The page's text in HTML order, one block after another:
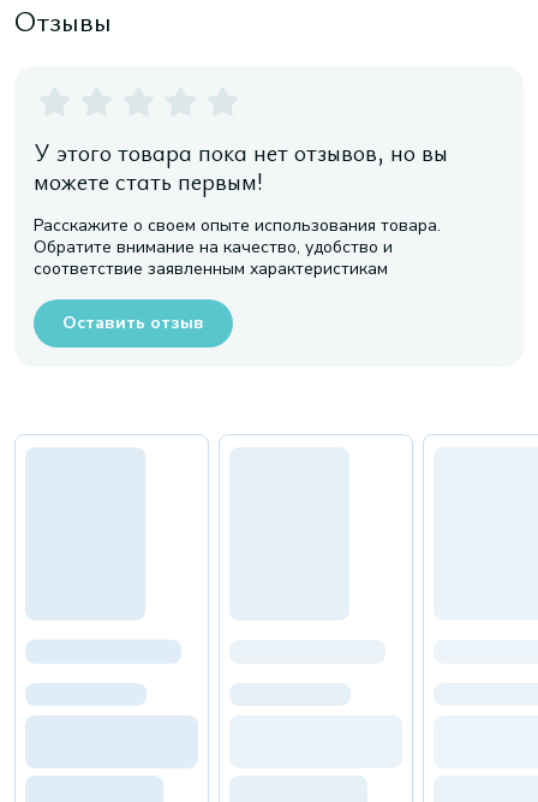
Отзывы
У этого товара пока нет отзывов, но вы
можете стать первым!
Расскажите о своем опыте использования товара.
Обратите внимание на качество, удобство и
соответствие заявленным характеристикам
Оставить отзыв